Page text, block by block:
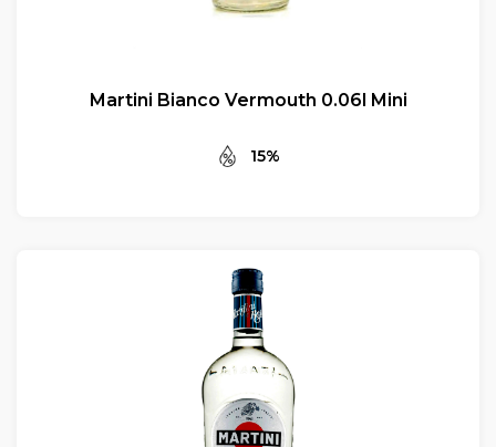
Martini Bianco Vermouth 0.06l Mini
15%